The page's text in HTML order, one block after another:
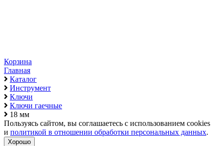
Корзина
Главная
Каталог
Инструмент
Ключи
Ключи гаечные
18 мм
Пользуясь сайтом, вы соглашаетесь с использованием cookies
и политикой в отношении обработки персональных данных.
Хорошо